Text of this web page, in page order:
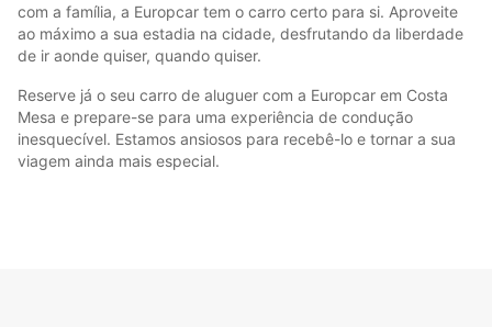
com a família, a Europcar tem o carro certo para si. Aproveite
ao máximo a sua estadia na cidade, desfrutando da liberdade
de ir aonde quiser, quando quiser.
Reserve já o seu carro de aluguer com a Europcar em Costa
Mesa e prepare-se para uma experiência de condução
inesquecível. Estamos ansiosos para recebê-lo e tornar a sua
viagem ainda mais especial.